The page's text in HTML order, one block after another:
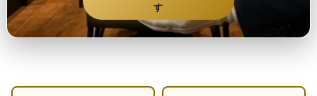
す